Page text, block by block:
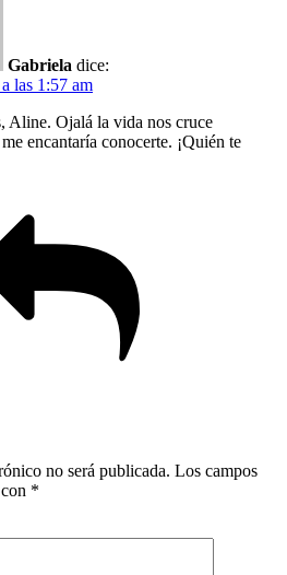
Gabriela dice:
las 1:57 am
Aline. Ojalá la vida nos cruce
encantaría conocerte. ¡Quién te
no será publicada. Los campos
*